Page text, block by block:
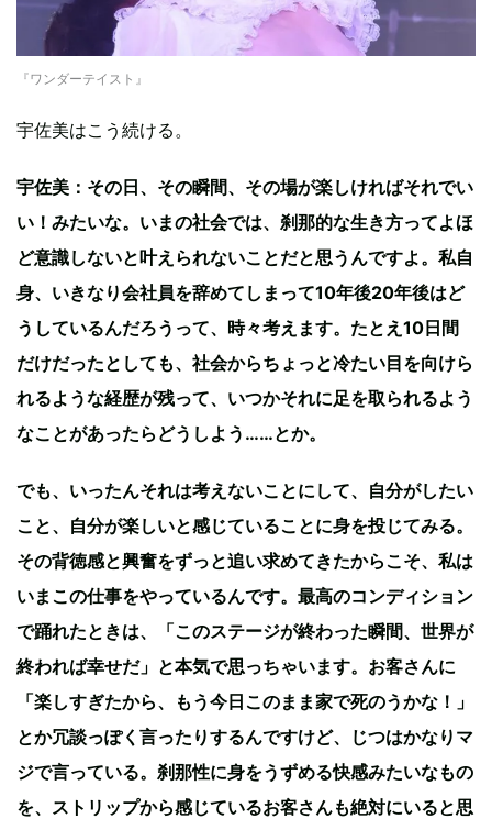
『ワンダーテイスト』
宇佐美はこう続ける。
宇佐美：その日、その瞬間、その場が楽しければそれでい
い！みたいな。いまの社会では、刹那的な生き方ってよほ
ど意識しないと叶えられないことだと思うんですよ。私自
身、いきなり会社員を辞めてしまって10年後20年後はど
うしているんだろうって、時々考えます。たとえ10日間
だけだったとしても、社会からちょっと冷たい目を向けら
れるような経歴が残って、いつかそれに足を取られるよう
なことがあったらどうしよう……とか。
でも、いったんそれは考えないことにして、自分がしたい
こと、自分が楽しいと感じていることに身を投じてみる。
その背徳感と興奮をずっと追い求めてきたからこそ、私は
いまこの仕事をやっているんです。最高のコンディション
で踊れたときは、「このステージが終わった瞬間、世界が
終われば幸せだ」と本気で思っちゃいます。お客さんに
「楽しすぎたから、もう今日このまま家で死のうかな！」
とか冗談っぽく言ったりするんですけど、じつはかなりマ
ジで言っている。刹那性に身をうずめる快感みたいなもの
を、ストリップから感じているお客さんも絶対にいると思